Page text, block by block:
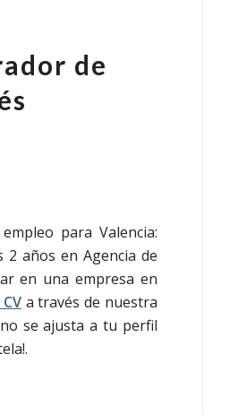
de
para Valencia:
2 años en Agencia de
en una empresa en
a través de nuestra
se ajusta a tu perfil